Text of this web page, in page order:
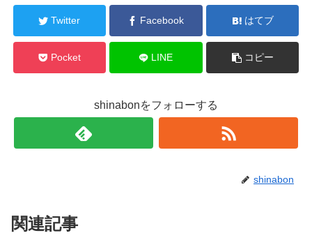
Twitter Facebook はてブ
Pocket LINE コピー
shinabonをフォローする
shinabon
関連記事